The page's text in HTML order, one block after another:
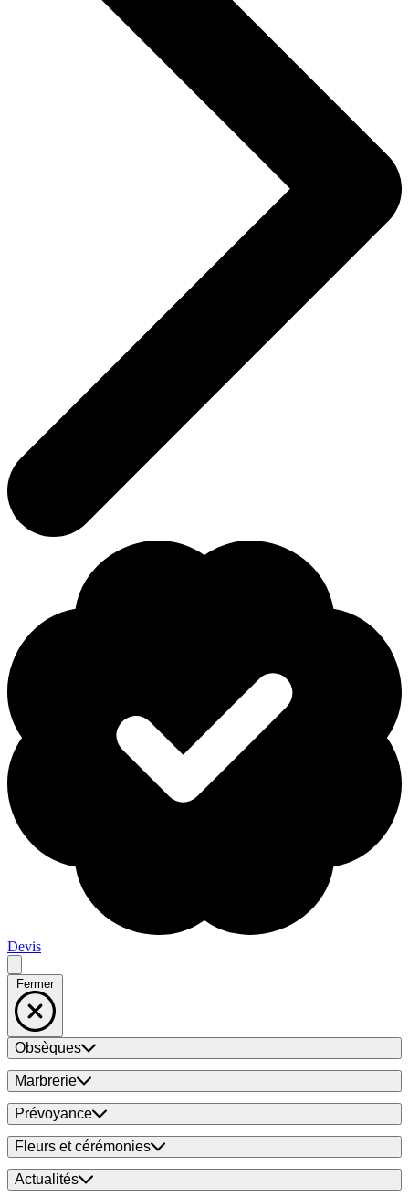
Devis
Fermer
Obsèques
Marbrerie
Prévoyance
Fleurs et cérémonies
Actualités